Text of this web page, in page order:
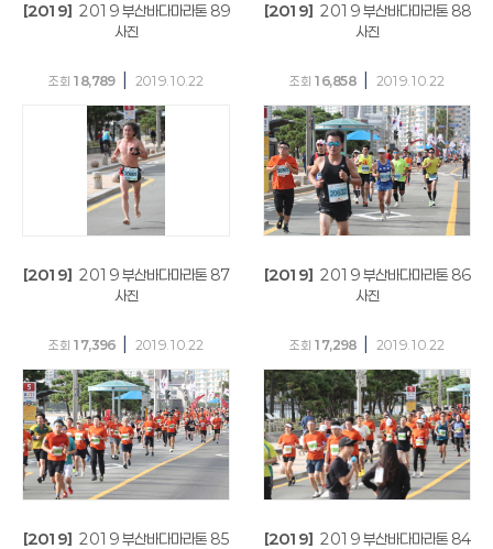
[2019] 2019 부산바다마라톤 89
사진
조회 18,789 2019.10.22
[2019] 2019 부산바다마라톤 88
사진
조회 16,858 2019.10.22
[2019] 2019 부산바다마라톤 87
사진
조회 17,396 2019.10.22
[2019] 2019 부산바다마라톤 86
사진
조회 17,298 2019.10.22
[2019] 2019 부산바다마라톤 85
[2019] 2019 부산바다마라톤 84